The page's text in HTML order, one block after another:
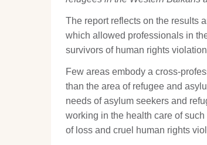
The report reflects on the results
which allowed professionals in
survivors of human rights
Few areas embody a cross-
than the area of refugee and
needs of asylum seekers and
working in the health care of
of loss and cruel human rights